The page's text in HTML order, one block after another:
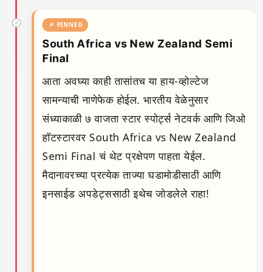
📌 PINNED
South Africa vs New Zealand Semi
Final
आता अवघ्या काही तासांतच या हाय-व्होल्टेज
सामन्याची नाणेफेक होईल. भारतीय वेळेनुसार
संध्याकाळी ७ वाजता स्टार स्पोर्ट्स नेटवर्क आणि जिओ
हॉटस्टारवर South Africa vs New Zealand
Semi Final चं थेट प्रक्षेपण पाहता येईल.
मैदानावरच्या प्रत्येक ताज्या घडामोडीसाठी आणि
इनसाईड अपडेट्ससाठी इथेच जोडलेले राहा!